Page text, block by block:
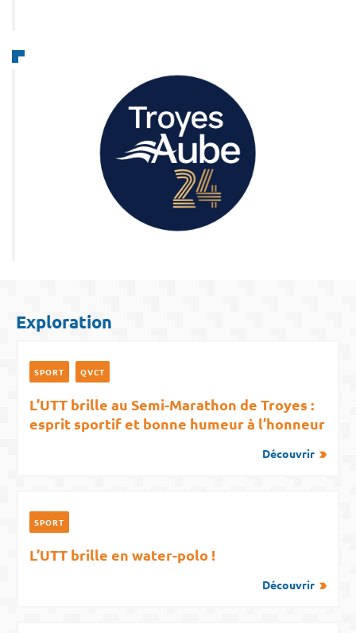
Exploration
SPORT QVCT
L’UTT brille au Semi-Marathon de Troyes :
esprit sportif et bonne humeur à l’honneur
Découvrir
SPORT
L’UTT brille en water-polo !
Découvrir